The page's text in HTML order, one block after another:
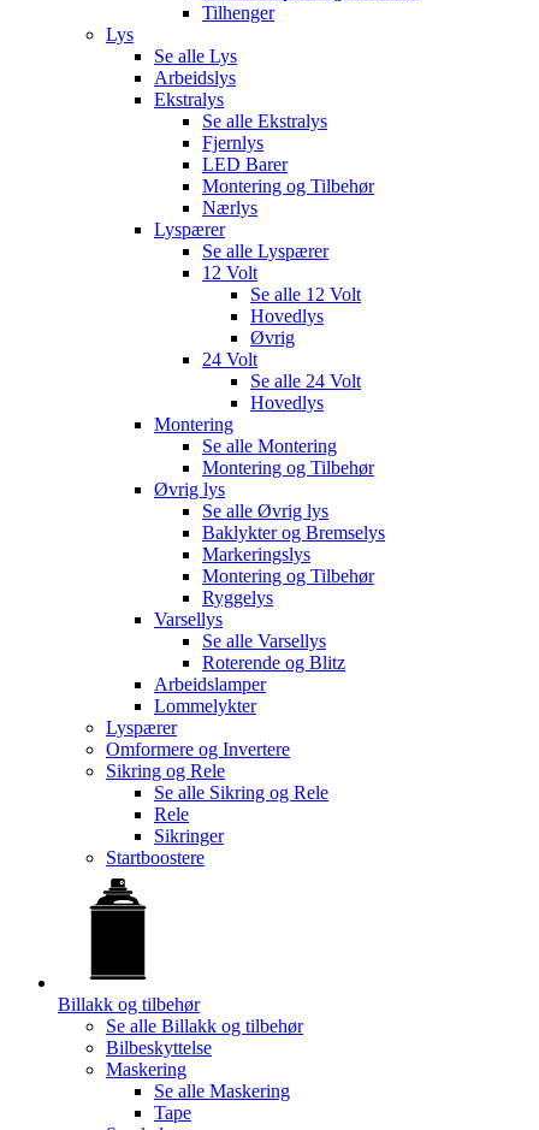
Tilhenger
Lys
Se alle Lys
Arbeidslys
Ekstralys
Se alle Ekstralys
Fjernlys
LED Barer
Montering og Tilbehør
Nærlys
Lyspærer
Se alle Lyspærer
12 Volt
Se alle 12 Volt
Hovedlys
Øvrig
24 Volt
Se alle 24 Volt
Hovedlys
Montering
Se alle Montering
Montering og Tilbehør
Øvrig lys
Se alle Øvrig lys
Baklykter og Bremselys
Markeringslys
Montering og Tilbehør
Ryggelys
Varsellys
Se alle Varsellys
Roterende og Blitz
Arbeidslamper
Lommelykter
Lyspærer
Omformere og Invertere
Sikring og Rele
Se alle Sikring og Rele
Rele
Sikringer
Startboostere
Billakk og tilbehør
Se alle Billakk og tilbehør
Bilbeskyttelse
Maskering
Se alle Maskering
Tape